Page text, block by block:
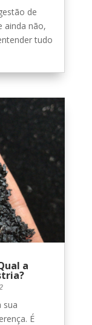
de
ainda não,
tudo
a
sua
É